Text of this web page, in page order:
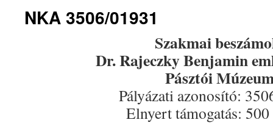
NKA 3506/01931
Szakmai
Dr. Rajeczky Benjamin
Pásztói
Pályázati azonosító:
Elnyert támogatás: